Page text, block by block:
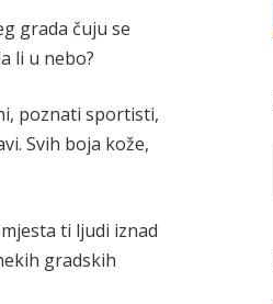
grada čuju se
li u nebo?
poznati sportisti,
Svih boja kože,
ti ljudi iznad
gradskih